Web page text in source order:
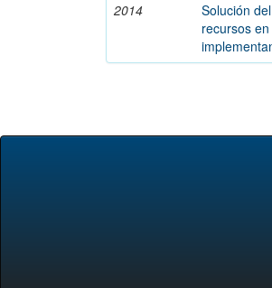
2014
Solución
recursos